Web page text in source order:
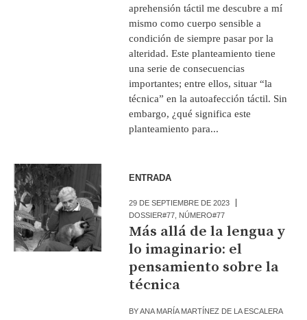
aprehensión táctil me descubre a mí
mismo como cuerpo sensible a
condición de siempre pasar por la
alteridad. Este planteamiento tiene
una serie de consecuencias
importantes; entre ellos, situar “la
técnica” en la autoafección táctil. Sin
embargo, ¿qué significa este
planteamiento para...
ENTRADA
29 DE SEPTIEMBRE DE 2023
DOSSIER#77 NÚMERO#77
Más allá de la lengua y
lo imaginario: el
pensamiento sobre la
técnica
BYANA MARÍA MARTÍNEZ DE LA ESCALERA